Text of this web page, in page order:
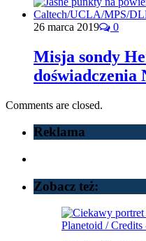
26 marca 2019 0
Misja sondy
doświadczenia
Comments are closed.
Reklama
Zobacz też: